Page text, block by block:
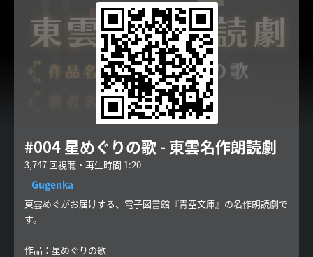
#004 星めぐりの歌 - 東雲名作朗読劇
3,747 回視聴・再生時間 1:20
Gugenka
東雲めぐがお届けする、電子図書館『青空文庫』の名作朗読劇で
す。
作品：星めぐりの歌